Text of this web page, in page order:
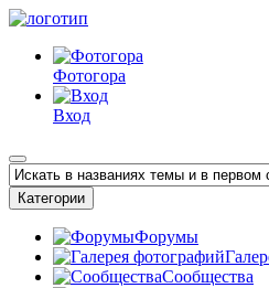
Фотогора
Вход
Категории
Форумы
Сообщества